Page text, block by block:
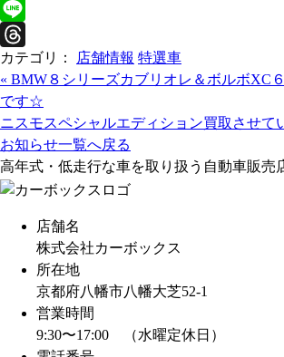
a
c
e
b
o
o
k
X
L
i
n
e
T
h
r
e
a
d
カテゴリ： 店舗情報 特選車
« BMW８シリーズカブリオレ＆ボルボXC
です☆
ニスモスペシャルエディション買取させ
お知らせ一覧へ戻る
高年式・低走行な車を取り扱う自動車販売
店舗名
株式会社カーボックス
所在地
京都府八幡市八幡大芝52-1
営業時間
9:30〜17:00 （水曜定休日）